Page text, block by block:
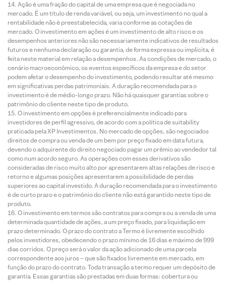
Ação é uma fração do capital de uma empresa que é negociada no
mercado. É um título de renda variável, ou seja, um investimento no qual a
rentabilidade não é preestabelecida, varia conforme as cotações de
mercado. O investimento em ações é um investimento de alto risco e os
desempenhos anteriores não são necessariamente indicativos de resultados
futuros e nenhuma declaração ou garantia, de forma expressa ou implícita, é
feita neste material em relação a desempenhos. As condições de mercado, o
cenário macroeconômico, os eventos específicos da empresa e do setor
podem afetar o desempenho do investimento, podendo resultar até mesmo
em significativas perdas patrimoniais. A duração recomendada para o
investimento é de médio-longo prazo. Não há quaisquer garantias sobre o
patrimônio do cliente neste tipo de produto.
O investimento em opções é preferencialmente indicado para
investidores de perfil agressivo, de acordo com a política de suitability
praticada pela XP Investimentos. No mercado de opções, são negociados
direitos de compra ou venda de um bem por preço fixado em data futura,
devendo o adquirente do direito negociado pagar um prêmio ao vendedor tal
como num acordo seguro. As operações com esses derivativos são
consideradas de risco muito alto por apresentarem altas relações de risco e
retorno e algumas posições apresentarem a possibilidade de perdas
superiores ao capital investido. A duração recomendada para o investimento
é de curto prazo e o patrimônio do cliente não está garantido neste tipo de
produto.
O investimento em termos são contratos para compra ou a venda de uma
determinada quantidade de ações, a um preço fixado, para liquidação em
prazo determinado. O prazo do contrato a Termo é livremente escolhido
pelos investidores, obedecendo o prazo mínimo de 16 dias e máximo de 999
dias corridos. O preço será o valor da ação adicionado de uma parcela
correspondente aos juros – que são fixados livremente em mercado, em
função do prazo do contrato. Toda transação a termo requer um depósito de
garantia. Essas garantias são prestadas em duas formas: cobertura ou